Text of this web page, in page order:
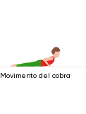
Movimento del cobra